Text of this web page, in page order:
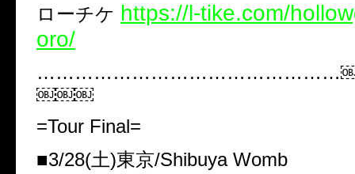
ローチケ ​https://l-tike.com/
oro/
￼￼￼
=Tour Final=
■3/28(土)東京/Shibuya Womb